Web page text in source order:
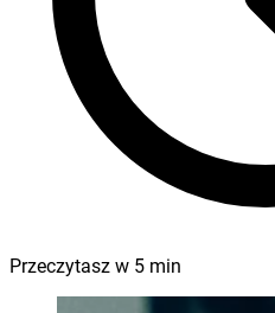
Przeczytasz w 5 min